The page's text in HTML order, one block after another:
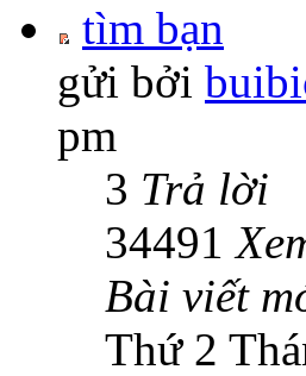
tìm bạn
gửi bởi
pm
3 Trả lời
34491
Bài viết
Thứ 2